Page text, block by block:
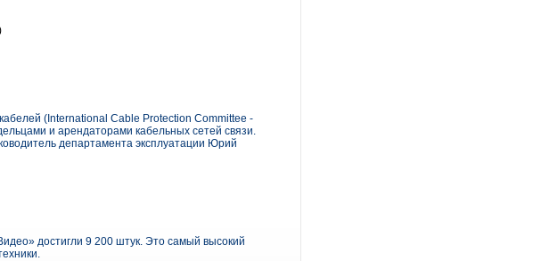
(International Cable Protection Committee -
и арендаторами кабельных сетей связи.
департамента эксплуатации Юрий
достигли 9 200 штук. Это самый высокий